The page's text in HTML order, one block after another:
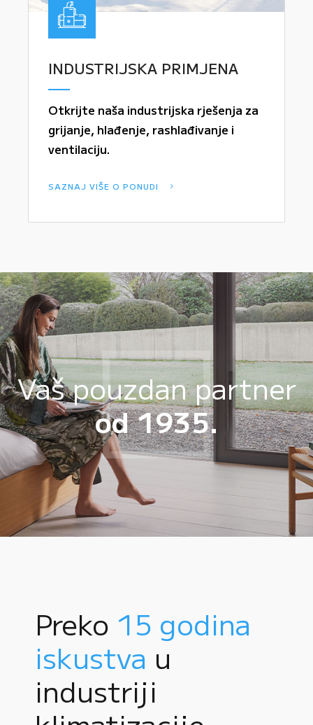
INDUSTRIJSKA PRIMJENA
Otkrijte naša industrijska rješenja za
grijanje, hlađenje, rashlađivanje i
ventilaciju.
SAZNAJ VIŠE O PONUDI
Vaš pouzdan partner
od 1935.
Preko 15 godina
iskustva u
industriji